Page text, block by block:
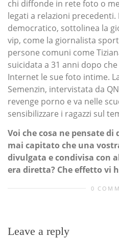
chi diffonde in rete foto o
legati a relazioni precedenti.
democratico, sottolinea la
vip, come la giornalista
persone comuni come
suicidata a 31 anni dopo
Internet le sue foto intime.
Semenzin, intervistata da
revenge porno e va nelle
sensibilizzare i ragazzi sul
Voi che cosa ne pensate di
mai capitato che una
divulgata e condivisa con
era diretta? Che effetto vi
0
Leave a reply